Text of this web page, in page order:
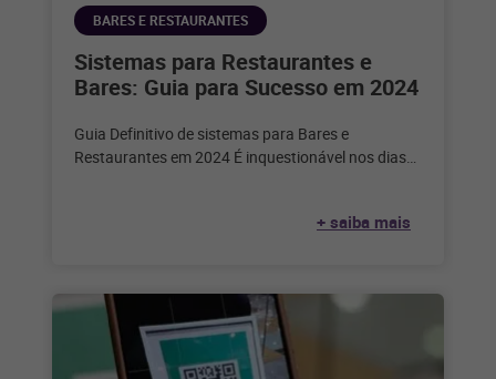
BARES E RESTAURANTES
Sistemas para Restaurantes e
Bares: Guia para Sucesso em 2024
Guia Definitivo de sistemas para Bares e
Restaurantes em 2024 É inquestionável nos dias
+ saiba mais